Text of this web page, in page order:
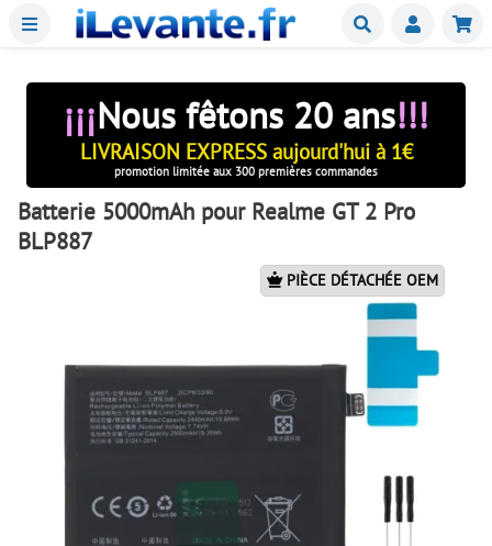
Menu Buscar
¡¡¡Nous fêtons 20 ans!!!
LIVRAISON EXPRESS aujourd'hui à 1€
promotion limitée aux 300 premières commandes
Batterie 5000mAh pour Realme GT 2 Pro
BLP887
PIÈCE DÉTACHÉE OEM